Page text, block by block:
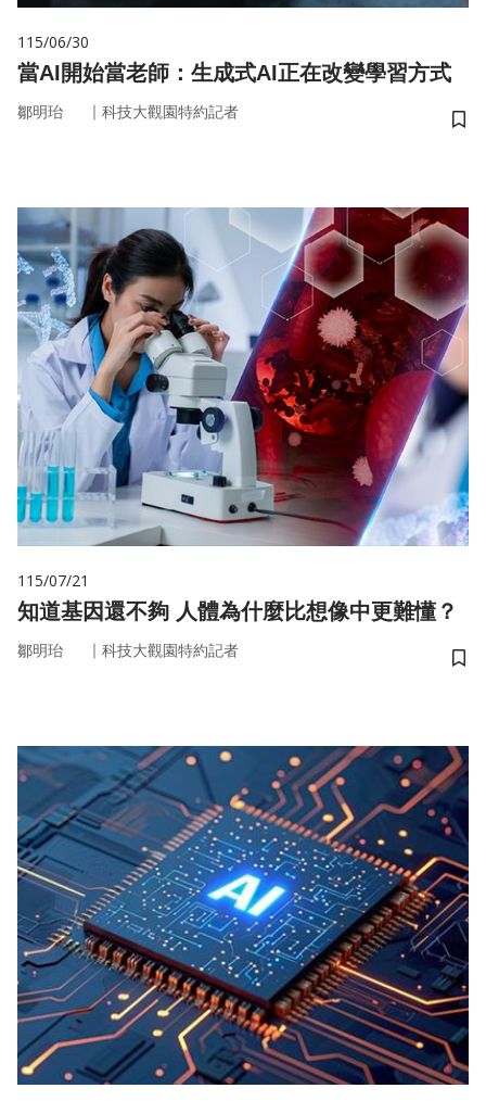
115/06/30
當AI開始當老師：生成式AI正在改變學習方式
鄒明珆 ｜ 科技大觀園特約記者
儲
115/07/21
知道基因還不夠 人體為什麼比想像中更難懂？
鄒明珆 ｜ 科技大觀園特約記者
儲